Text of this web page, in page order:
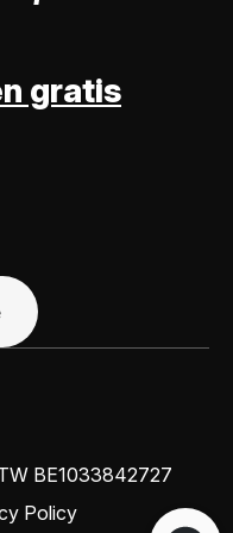
gratis
BE1033842727
Policy